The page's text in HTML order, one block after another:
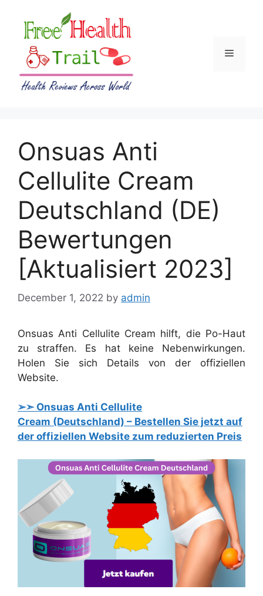
content
Menu
Onsuas Anti
Cellulite Cream
Deutschland (DE)
Bewertungen
[Aktualisiert 2023]
December 1, 2022 by admin
Onsuas Anti Cellulite Cream hilft, die Po-Haut
zu straffen. Es hat keine Nebenwirkungen.
Holen Sie sich Details von der offiziellen
Website.
➢➣ Onsuas Anti Cellulite
Cream (Deutschland) – Bestellen Sie jetzt auf
der offiziellen Website zum reduzierten Preis